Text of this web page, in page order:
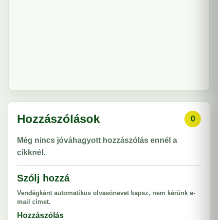
Hozzászólások 0
Még nincs jóváhagyott hozzászólás ennél a
cikknél.
Szólj hozzá
Vendégként automatikus olvasónevet kapsz, nem kérünk e-
mail címet.
Hozzászólás